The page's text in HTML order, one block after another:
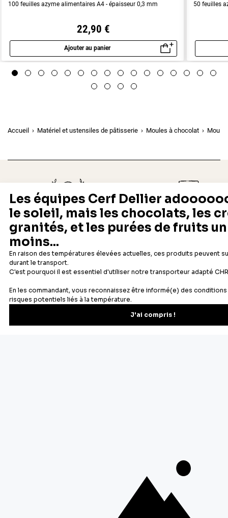
100 feuilles azyme alimentaires A4 - épaisseur 0,3 mm
22,90 €
Ajouter au panier
Aperçu rapide
50 feuilles
Accueil Matériel et ustensiles de pâtisserie Moules à chocolat Moule
Depuis 1932
Fabricant français reconnu
Livraison rapide 24/48h
Offerte dès 69 € en point
Newsletter
Recevez les recettes, astuces et offres spéciales.